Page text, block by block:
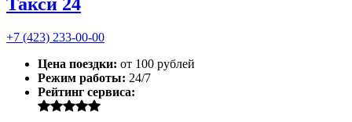
+7 (423) 233-00-00
Цена поездки: от 100 рублей
Режим работы: 24/7
Рейтинг сервиса: